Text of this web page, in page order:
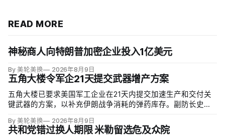
READ MORE
神秘商人向特朗普加密企业投入1亿美元
By 美轮美换 2026年8月9日
五角大楼令军企21天提交武器增产方案
五角大楼已要求美国军工企业在21天内提交加速生产和交付关
键武器的方案，以补充伊朗战争消耗的弹药库存。副防长史蒂
可接受，必须立即扩大产能；
By 美轮美换 2026年8月9日
共和党错过换人期限 米勒留选危及众院